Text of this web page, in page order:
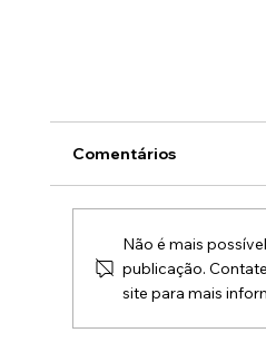
Comentários
Não é mais
publicação.
site para mais